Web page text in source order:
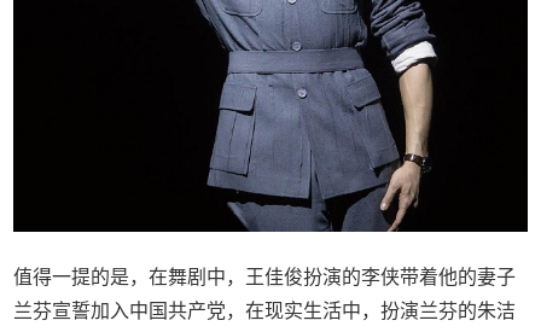
值得一提的是，在舞剧中，王佳俊扮演的李侠带着他的妻子
兰芬宣誓加入中国共产党，在现实生活中，扮演兰芬的朱洁